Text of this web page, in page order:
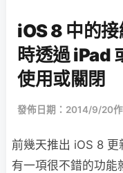
iOS 8 中的
時透過 iPad
使用或關閉
發佈日期：2014/9/20
前幾天推出 iOS 8
有一項很不錯的功能